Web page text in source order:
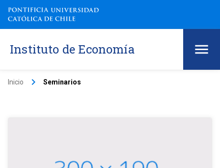
Instituto de Economía
Inicio keyboard_arrow_right Seminarios